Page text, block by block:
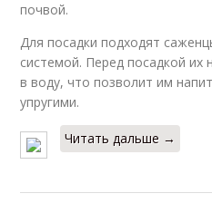
почвой.
Для посадки подходят
системой. Перед посадкой их
в воду, что позволит им
упругими.
Читать дальше →